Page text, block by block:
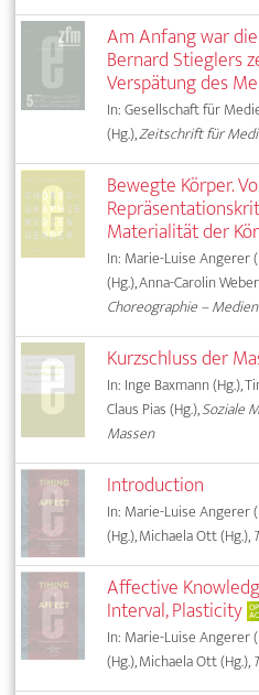
Am Anfang war
Bernard Stieglers
Verspätung des
In: Gesellschaft für
(Hg.),Zeitschrift für
Bewegte Körper.
Materialität der
In: Marie-Luise Angerer
(Hg.), Anna-Carolin
Choreographie –
Kurzschluss der
In: Inge Baxmann (Hg.),
Claus Pias (Hg.),Soziale
Massen
Introduction
In: Marie-Luise Angerer
(Hg.), Michaela Ott (Hg.),
Affective
Interval, Plasticity
In: Marie-Luise Angerer
(Hg.), Michaela Ott (Hg.),